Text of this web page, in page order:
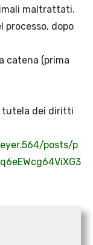
maltrattati.
processo, dopo
catena (prima
tutela dei diritti
posts/p